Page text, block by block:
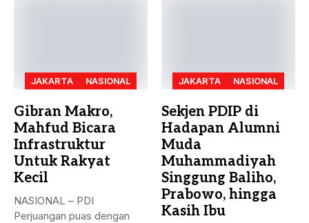
JAKARTA NASIONAL
Gibran Makro,
Mahfud Bicara
Infrastruktur
Untuk Rakyat
Kecil
NASIONAL – PDI
Perjuangan puas dengan
JAKARTA NASIONAL
Sekjen PDIP di
Hadapan Alumni
Muda
Muhammadiyah
Singgung Baliho,
Prabowo, hingga
Kasih Ibu